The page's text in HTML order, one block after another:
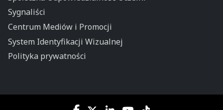
Sygnaliści
Centrum Mediów i Promocji
System Identyfikacji Wizualnej
Polityka prywatności